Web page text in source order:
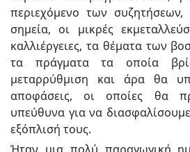
περιεχόμενο των συζητήσεων,
σημεία, οι μικρές
καλλιέργειες, τα θέματα των
τα πράγματα τα οποία
μεταρρύθμιση και άρα θα
αποφάσεις, οι οποίες θα
υπεύθυνα για να
εξόπλισή τους.